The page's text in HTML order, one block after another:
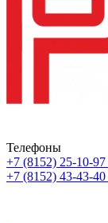
Телефоны
+7 (8152) 25-10-97
+7 (8152) 43-43-40